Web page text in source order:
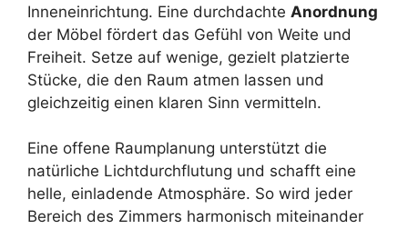
Inneneinrichtung. Eine durchdachte Anordnung
der Möbel fördert das Gefühl von Weite und
Freiheit. Setze auf wenige, gezielt platzierte
Stücke, die den Raum atmen lassen und
gleichzeitig einen klaren Sinn vermitteln.
Eine offene Raumplanung unterstützt die
natürliche Lichtdurchflutung und schafft eine
helle, einladende Atmosphäre. So wird jeder
Bereich des Zimmers harmonisch miteinander